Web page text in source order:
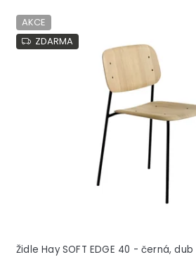
V
ý
p
AKCE
ZDARMA
Židle Hay SOFT EDGE 40 - černá, dub